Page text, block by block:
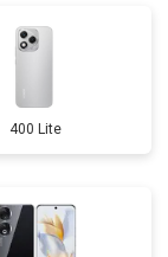
400 Lite